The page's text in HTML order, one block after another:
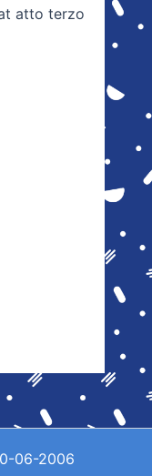
atto terzo
06-2006